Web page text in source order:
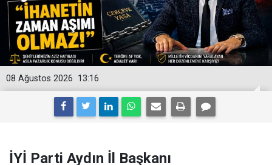
13:16
08 Ağustos 2026
İYİ Parti Aydın İl Başkanı